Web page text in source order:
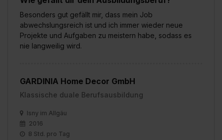
Besonders gut gefällt mir, dass mein Job
abwechslungsreich ist und ich immer wieder neue
Projekte und Aufgaben zu meistern habe, sodass es
nie langweilig wird.
GARDINIA Home Decor GmbH
Klassische duale Berufsausbildung
Isny im Allgäu
2016
8 Std. pro Tag